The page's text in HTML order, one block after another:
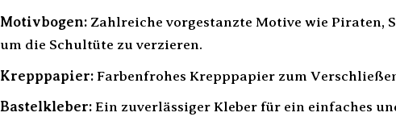
Motivbogen:Zahlreiche vorgestanzte Motive wie Piraten,
um die Schultüte zu verzieren.
Krepppapier:Farbenfrohes Krepppapier zum
Bastelkleber:Ein zuverlässiger Kleber für ein einfaches